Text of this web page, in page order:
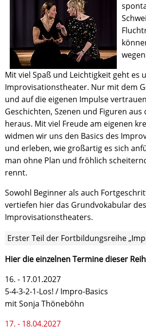
Mit viel Spaß und Leichtigkeit geht es
Improvisationstheater. Nur mit dem
und auf die eigenen Impulse
Geschichten, Szenen und Figuren
heraus. Mit viel Freude am eigenen
widmen wir uns den Basics des
und erleben, wie großartig es sich
man ohne Plan und fröhlich
rennt.
Sowohl Beginner als auch
vertiefen hier das Grundvokabular des
Improvisationstheaters.
Erster Teil der Fortbildungsreihe
Hier die einzelnen Termine dieser
16. - 17.01.2027
5-4-3-2-1-Los! / Impro-Basics
mit Sonja Thöneböhn
17. - 18.04.2027